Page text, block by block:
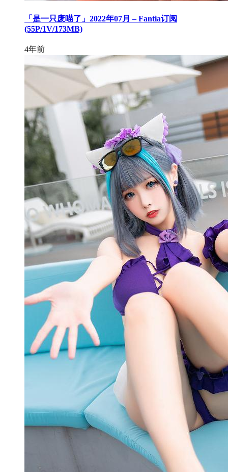
「是一只废喵了」2022年07月 – Fantia订阅
(55P/1V/173MB)
4年前